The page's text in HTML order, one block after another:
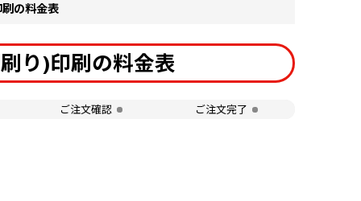
の料金表
り)印刷の料金表
ご注文確認 ご注文完了